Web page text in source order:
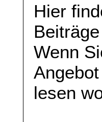
Hier
Wenn
lesen